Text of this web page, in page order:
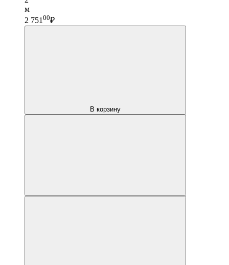
м
2 751 00₽
В корзину